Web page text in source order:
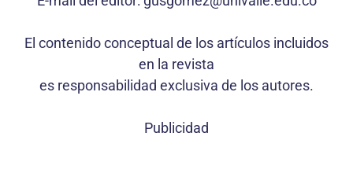
El contenido conceptual de los artículos incluidos
en la revista
es responsabilidad exclusiva de los autores.
Publicidad